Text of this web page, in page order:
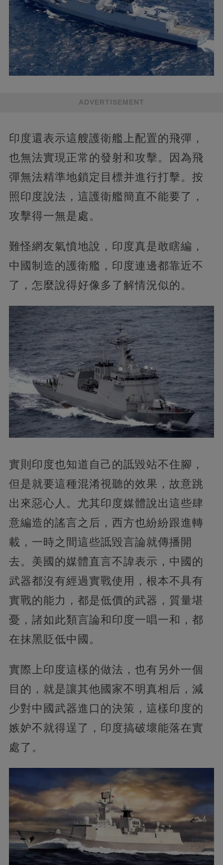
ADVERTISEMENT
印度還表示這艘護衛艦上配置的飛彈，
也無法實現正常的發射和攻擊。因為飛
彈無法精準地鎖定目標并進行打擊。按
照印度說法，這護衛艦簡直不能要了，
攻擊得一無是處。
難怪網友氣憤地說，印度真是敢瞎編，
中國制造的護衛艦，印度連邊都靠近不
了，怎麼說得好像多了解情況似的。
實則印度也知道自己的詆毀站不住腳，
但是就要這種混淆視聽的效果，故意跳
出來惡心人。尤其印度媒體說出這些肆
意編造的謠言之后，西方也紛紛跟進轉
載，一時之間這些詆毀言論就傳播開
去。美國的媒體直言不諱表示，中國的
武器都沒有經過實戰使用，根本不具有
實戰的能力，都是低價的武器，質量堪
憂，諸如此類言論和印度一唱一和，都
在抹黑貶低中國。
實際上印度這樣的做法，也有另外一個
目的，就是讓其他國家不明真相后，減
少對中國武器進口的決策，這樣印度的
嫉妒不就得逞了，印度搞破壞能落在實
處了。